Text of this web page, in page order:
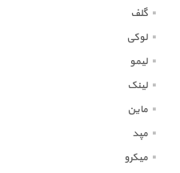
گلف
لوکی
لیمو
لینک
ماین
مپد
میکرو